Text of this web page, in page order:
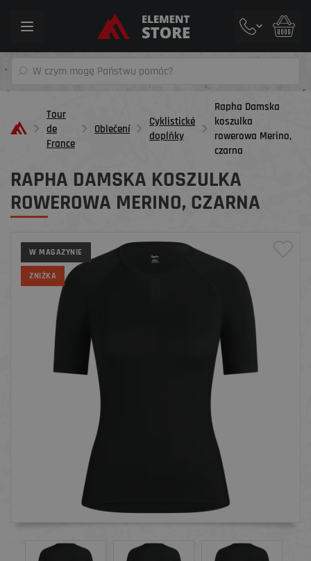
Toggle
Tour
de
France
Oblečení
Cyklistické
doplňky
Rapha Damska
koszulka
rowerowa Merino,
czarna
RAPHA DAMSKA KOSZULKA
ROWEROWA MERINO, CZARNA
W MAGAZYNIE
ZNIŻKA